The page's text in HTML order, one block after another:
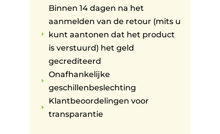
E
Binnen 14 dagen na het
aanmelden van de retour (mits u
kunt aantonen dat het product
is verstuurd) het geld
gecrediteerd
E
Onafhankelijke
geschillenbeslechting
E
Klantbeoordelingen voor
transparantie